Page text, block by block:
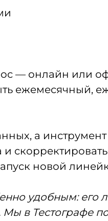
— онлайн или
ежемесячный,
а
новой
удобным: его
в Тестографе